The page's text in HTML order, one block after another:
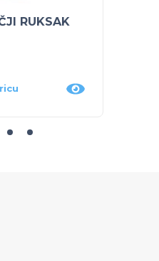
RUKSAK